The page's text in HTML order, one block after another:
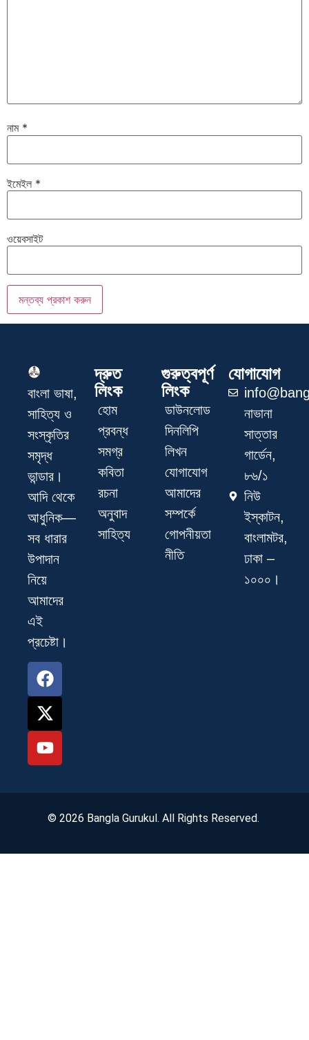
নাম *
ইমেইল *
ওয়েবসাইট
বাংলা ভাষা,
সাহিত্য ও
সংস্কৃতির
সমৃদ্ধ
ভান্ডার।
আদি থেকে
আধুনিক—
সব ধারার
উপাদান
নিয়ে
আমাদের
এই
প্রচেষ্টা।
দ্রুত
লিংক
হোম
প্রবন্ধ
সমগ্র
কবিতা
রচনা
অনুবাদ
সাহিত্য
গুরুত্বপূর্ণ
লিংক
ডাউনলোড
দিনলিপি
লিখন
যোগাযোগ
আমাদের
সম্পর্কে
গোপনীয়তা
নীতি
যোগাযোগ
নাভানা
সাত্তার
গার্ডেন,
৮৬/১
নিউ
ইস্কাটন,
বাংলামটর,
ঢাকা –
১০০০।
© 2026 Bangla Gurukul. All Rights Reserved.